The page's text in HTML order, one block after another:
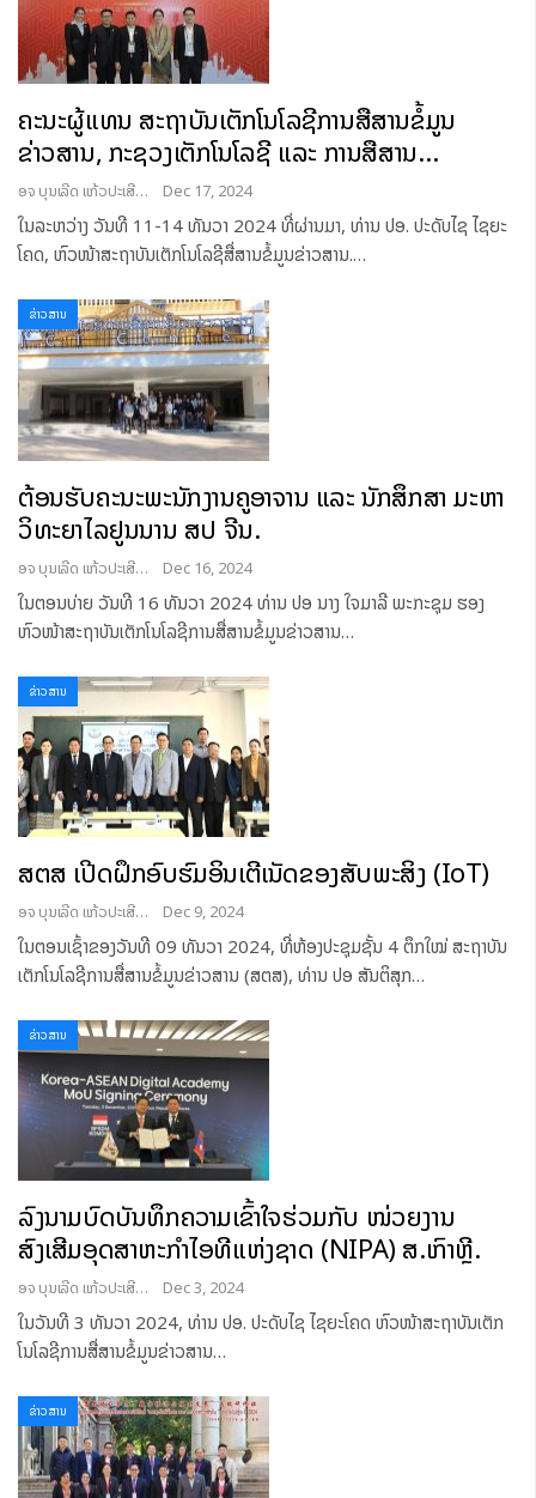
ຄະນະ​ຜູ້​ແທນ ສະຖາບັນເຕັກໂນໂລຊີການສື່ສານຂໍ້ມູນ
ຂ່າວສານ, ກະຊວງເຕັກໂນໂລຊີ ແລະ ການສື່ສານ…
ອຈ ບຸນເລີດ ແກ້ວປະເສີດ Dec 17, 2024
ໃນລະຫວ່າງ ວັນທີ 11-14 ທັນວາ 2024 ທີ່ຜ່ານມາ, ທ່ານ ປອ. ປະດັບໄຊ ໄຊຍະ
ໂຄດ, ຫົວໜ້າສະຖາບັນເຕັກໂນໂລຊີສື່ສານຂໍ້ມູນຂ່າວສານ.…
ຂ່າວສານ
ຕ້ອນຮັບຄະນະພະນັກງານຄູອາຈານ ແລະ ນັກສຶກສາ ມະຫາ
ວິທະຍາໄລຢູນນານ ສປ ຈີນ.
ອຈ ບຸນເລີດ ແກ້ວປະເສີດ Dec 16, 2024
ໃນຕອນບ່າຍ ວັນທີ 16 ທັນວາ 2024 ທ່ານ ປອ ນາງ ໃຈມາລີ ພະກະຊຸມ ຮອງ
ຫົວໜ້າສະຖາບັນເຕັກໂນໂລຊີການສື່ສານຂໍ້ມູນຂ່າວສານ…
ຂ່າວສານ
ສຕສ ເປີດຝຶກອົບຮົມອິນເຕີເນັດຂອງສັບພະສິງ (IoT)
ອຈ ບຸນເລີດ ແກ້ວປະເສີດ Dec 9, 2024
ໃນຕອນເຊົ້າຂອງວັນທີ 09 ທັນວາ 2024, ທີ່ຫ້ອງປະຊຸມຊັ້ນ 4 ຕຶກໃໝ່ ສະຖາບັນ
ເຕັກໂນໂລຊີການສື່ສານຂໍ້ມູນຂ່າວສານ (ສຕສ), ທ່ານ ປອ ສັນຕິສຸກ…
ຂ່າວສານ
ລົງນາມບົດບັນທຶກຄວາມເຂົ້າໃຈຮ່ວມກັບ ໜ່ວຍງານ
ສົ່ງເສີມອຸດສາຫະກຳໄອທີແຫ່ງຊາດ (NIPA) ສ.ເກົາຫຼີ.
ອຈ ບຸນເລີດ ແກ້ວປະເສີດ Dec 3, 2024
ໃນວັນທີ 3 ທັນວາ 2024, ທ່ານ ປອ. ປະດັບໄຊ ໄຊຍະໂຄດ ຫົວໜ້າສະຖາບັນເຕັກ
ໂນໂລຊີການສື່ສານຂໍ້ມູນຂ່າວສານ…
ຂ່າວສານ